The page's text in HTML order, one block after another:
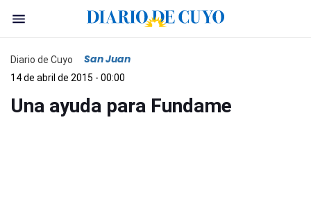
Diario de Cuyo San Juan
14 de abril de 2015 - 00:00
Una ayuda para Fundame